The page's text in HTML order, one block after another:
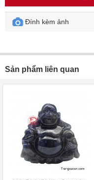
Đính kèm ảnh
Sản phẩm liên quan